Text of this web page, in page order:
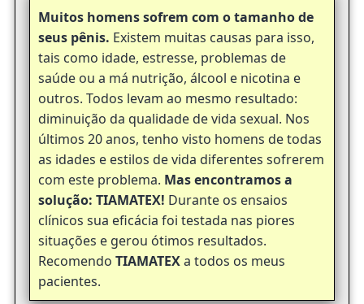
Muitos homens sofrem com o tamanho de
seus pênis. Existem muitas causas para isso,
tais como idade, estresse, problemas de
saúde ou a má nutrição, álcool e nicotina e
outros. Todos levam ao mesmo resultado:
diminuição da qualidade de vida sexual. Nos
últimos 20 anos, tenho visto homens de todas
as idades e estilos de vida diferentes sofrerem
com este problema. Mas encontramos a
solução: TIAMATEX! Durante os ensaios
clínicos sua eficácia foi testada nas piores
situações e gerou ótimos resultados.
Recomendo TIAMATEXa todos os meus
pacientes.